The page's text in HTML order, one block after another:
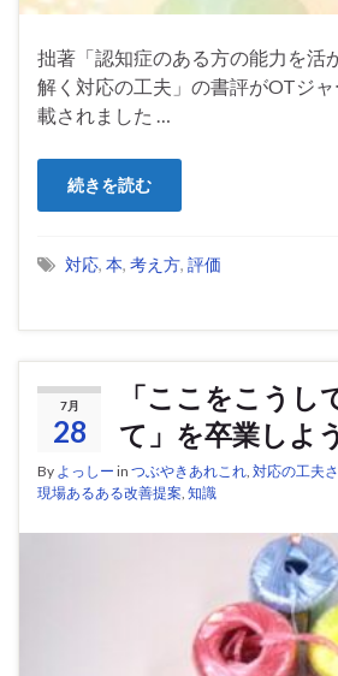
拙著「認知症のある方の能力を
解く対応の工夫」の書評がOTジ
載されました …
続きを読む
対応, 本, 考え方, 評価
7月
28
「ここをこうし
て」を卒業しよ
By よっしー in つぶやきあれこれ, 対応の工夫
現場あるある改善提案, 知識